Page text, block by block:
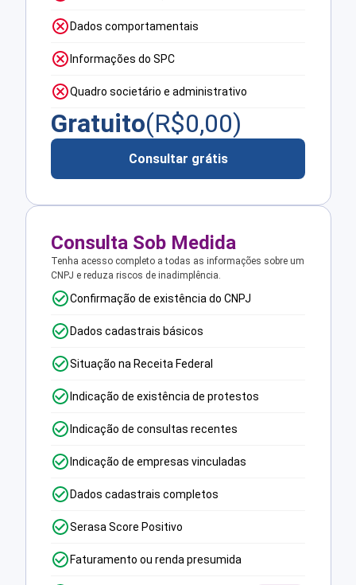
Dados comportamentais
Informações do SPC
Quadro societário e administrativo
Gratuito(R$0,00)
Consultar grátis
Consulta Sob Medida
Tenha acesso completo a todas as informações sobre um
CNPJ e reduza riscos de inadimplência.
Confirmação de existência do CNPJ
Dados cadastrais básicos
Situação na Receita Federal
Indicação de existência de protestos
Indicação de consultas recentes
Indicação de empresas vinculadas
Dados cadastrais completos
Serasa Score Positivo
Faturamento ou renda presumida